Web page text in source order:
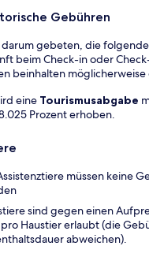
Gebühren
darum gebeten, die
beim Check-in oder
beinhalten
eine Tourismusabgabe
Prozent erhoben.
müssen keine
sind gegen einen
pro Haustier erlaubt (die
abweichen).